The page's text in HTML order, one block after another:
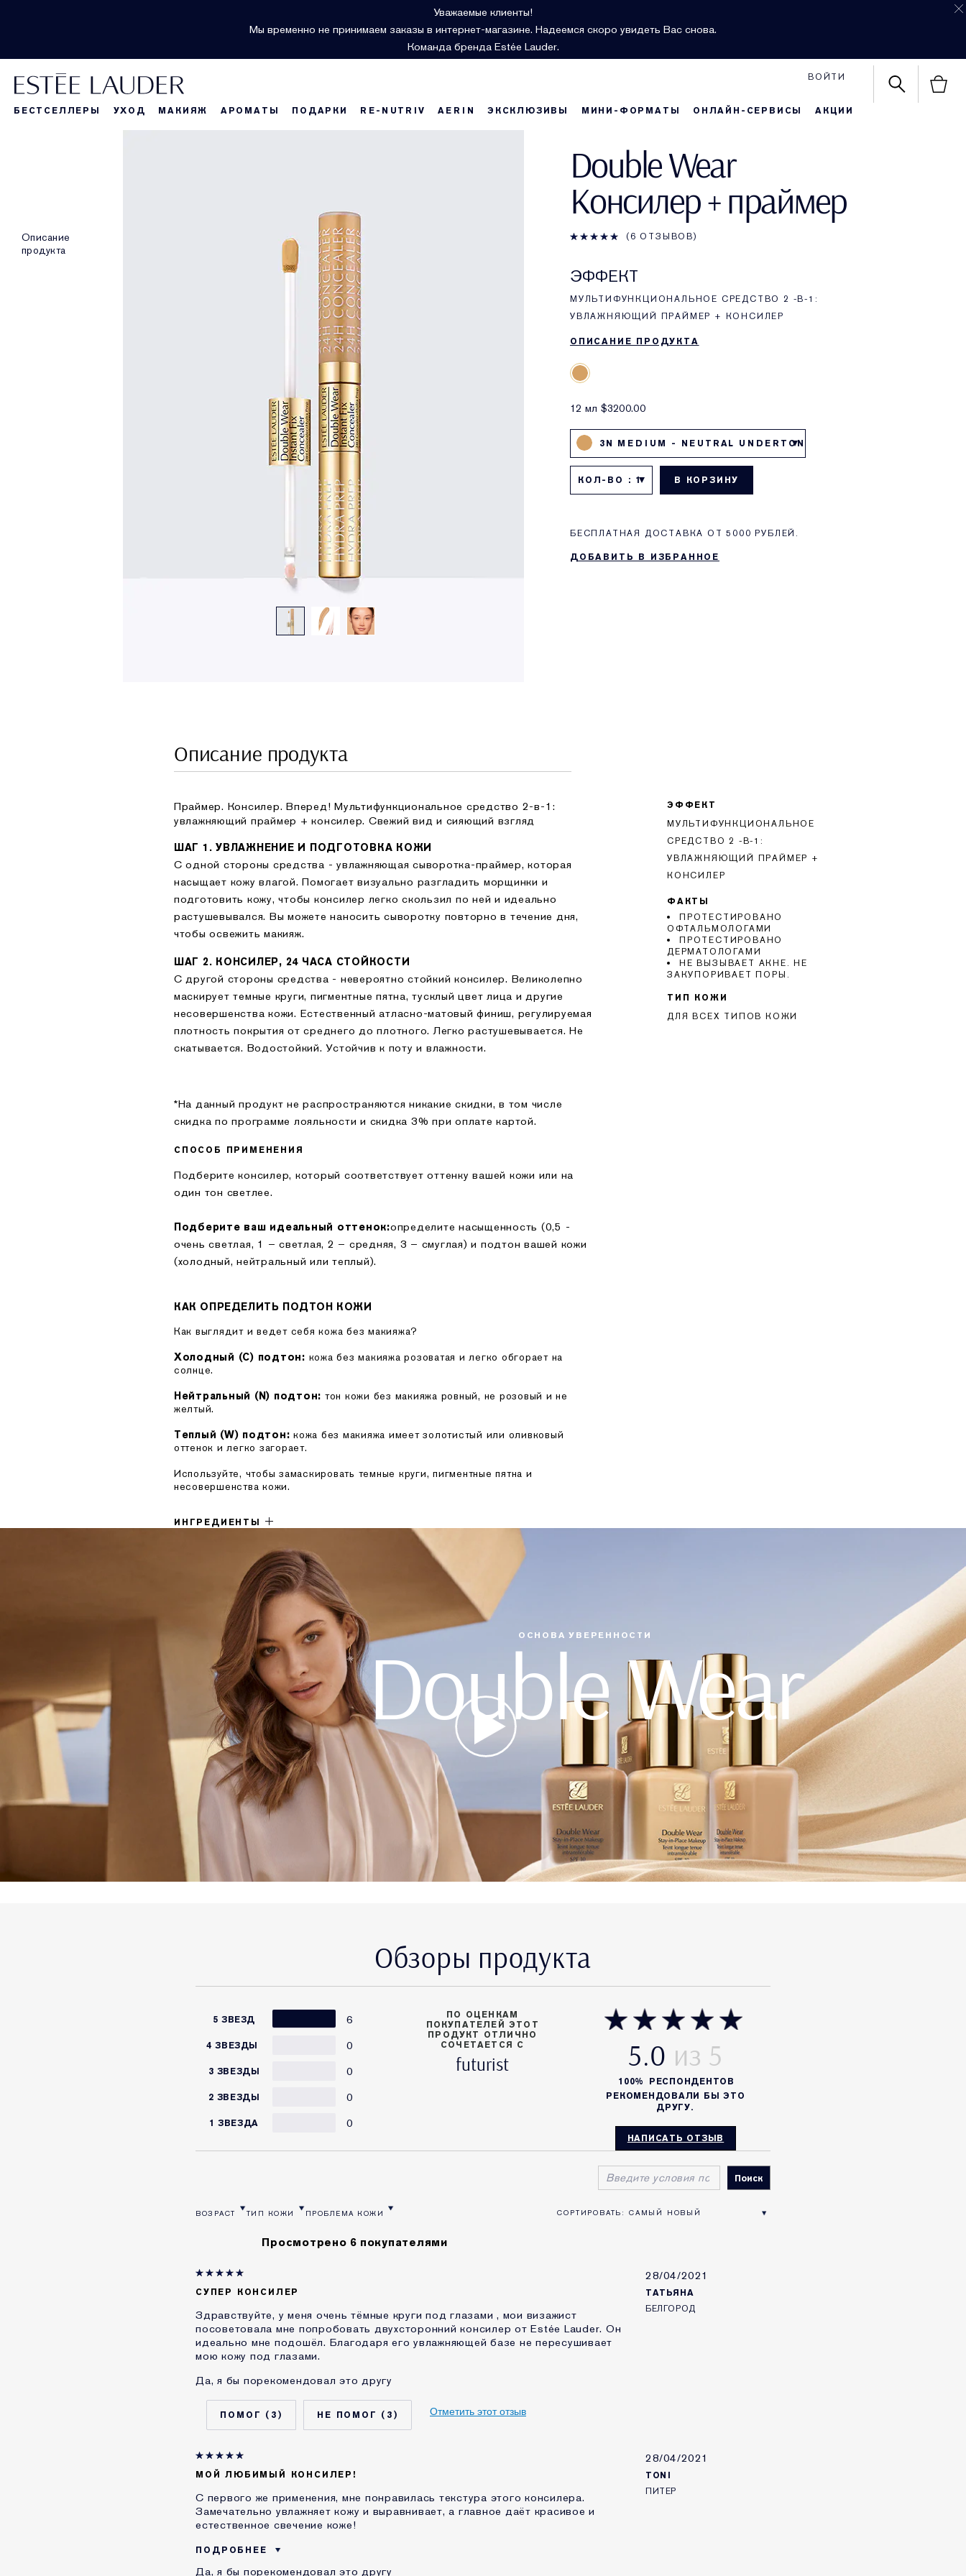
Уважаемые клиенты!
Мы временно не принимаем заказы в интернет-магазине. Надеемся скоро увидеть Вас снова.
Команда бренда Estée Lauder.
ВОЙТИ
БЕСТСЕЛЛЕРЫ УХОД МАКИЯЖ АРОМАТЫ ПОДАРКИ RE-NUTRIV AERIN ЭКСКЛЮЗИВЫ МИНИ-ФОРМАТЫ ОНЛАЙН-СЕРВИСЫ АКЦИИ
Описание
продукта
Double Wear
Консилер + праймер
6 ОТЗЫВОВ
ЭФФЕКТ
МУЛЬТИФУНКЦИОНАЛЬНОЕ СРЕДСТВО 2 -В-1:
УВЛАЖНЯЮЩИЙ ПРАЙМЕР + КОНСИЛЕР
ОПИСАНИЕ ПРОДУКТА
12 мл $3200.00
3N MEDIUM - NEUTRAL UNDERTONE
КОЛ-ВО : 1 В КОРЗИНУ
БЕСПЛАТНАЯ ДОСТАВКА ОТ 5000 РУБЛЕЙ.
ДОБАВИТЬ В ИЗБРАННОЕ
Описание продукта
Праймер. Консилер. Вперед! Мультифункциональное средство 2-в-1:
увлажняющий праймер + консилер. Свежий вид и сияющий взгляд
ШАГ 1. УВЛАЖНЕНИЕ И ПОДГОТОВКА КОЖИ
С одной стороны средства - увлажняющая сыворотка-праймер, которая
насыщает кожу влагой. Помогает визуально разгладить морщинки и
подготовить кожу, чтобы консилер легко скользил по ней и идеально
растушевывался. Вы можете наносить сыворотку повторно в течение дня,
чтобы освежить макияж.
ШАГ 2. КОНСИЛЕР, 24 ЧАСА СТОЙКОСТИ
С другой стороны средства - невероятно стойкий консилер. Великолепно
маскирует темные круги, пигментные пятна, тусклый цвет лица и другие
несовершенства кожи. Естественный атласно-матовый финиш, регулируемая
плотность покрытия от среднего до плотного. Легко растушевывается. Не
скатывается. Водостойкий. Устойчив к поту и влажности.
*На данный продукт не распространяются никакие скидки, в том числе
скидка по программе лояльности и скидка 3% при оплате картой.
СПОСОБ ПРИМЕНЕНИЯ
Подберите консилер, который соответствует оттенку вашей кожи или на
один тон светлее.
Подберите ваш идеальный оттенок:определите насыщенность (0,5 -
очень светлая, 1 – светлая, 2 – средняя, 3 – смуглая) и подтон вашей кожи
(холодный, нейтральный или теплый).
КАК ОПРЕДЕЛИТЬ ПОДТОН КОЖИ
Как выглядит и ведет себя кожа без макияжа?
Холодный (C) подтон: кожа без макияжа розоватая и легко обгорает на
солнце.
Нейтральный (N) подтон: тон кожи без макияжа ровный, не розовый и не
желтый.
Теплый (W) подтон: кожа без макияжа имеет золотистый или оливковый
оттенок и легко загорает.
Используйте, чтобы замаскировать темные круги, пигментные пятна и
несовершенства кожи.
ИНГРЕДИЕНТЫ
ЭФФЕКТ
МУЛЬТИФУНКЦИОНАЛЬНОЕ
СРЕДСТВО 2 -В-1:
УВЛАЖНЯЮЩИЙ ПРАЙМЕР +
КОНСИЛЕР
ФАКТЫ
ПРОТЕСТИРОВАНО
ОФТАЛЬМОЛОГАМИ
ПРОТЕСТИРОВАНО
ДЕРМАТОЛОГАМИ
НЕ ВЫЗЫВАЕТ АКНЕ. НЕ
ЗАКУПОРИВАЕТ ПОРЫ.
ТИП КОЖИ
ДЛЯ ВСЕХ ТИПОВ КОЖИ
ОСНОВА УВЕРЕННОСТИ
Double Wear
Обзоры продукта
5 ЗВЕЗД 6
4 ЗВЕЗДЫ 0
3 ЗВЕЗДЫ 0
2 ЗВЕЗДЫ 0
1 ЗВЕЗДА 0
ПО ОЦЕНКАМ
ПОКУПАТЕЛЕЙ ЭТОТ
ПРОДУКТ ОТЛИЧНО
СОЧЕТАЕТСЯ С
futurist 5.0
НАПИСАТЬ ОТЗЫВ
100%
РЕСПОНДЕНТОВ
РЕКОМЕНДОВАЛИ БЫ ЭТО
ДРУГУ.
ВОЗРАСТ
ТИП КОЖИ
ПРОБЛЕМА КОЖИ
Просмотрено 6 покупателями
СУПЕР КОНСИЛЕР
28/04/2021
ТАТЬЯНА
БЕЛГОРОД
Здравствуйте, у меня очень тёмные круги под глазами , мои визажист
посоветовала мне попробовать двухсторонний консилер от Estée Lauder. Он
идеально мне подошёл. Благодаря его увлажняющей базе не пересушивает
мою кожу под глазами.
Да, я бы порекомендовал это другу
3 3 Отметить этот отзыв
МОЙ ЛЮБИМЫЙ КОНСИЛЕР!
28/04/2021
TONI
ПИТЕР
С первого же применения, мне понравилась текстура этого консилера.
Замечательно увлажняет кожу и выравнивает, а главное даёт красивое и
естественное свечение коже!
ПОДРОБНЕЕ
ПО ОЦЕНКАМ ПОКУПАТЕЛЕЙ ЭТОТ
Да, я бы порекомендовал это другу